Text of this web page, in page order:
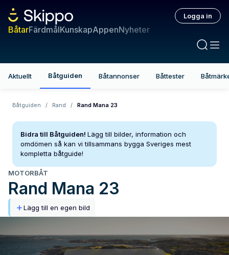
BåtarFärdmålKunskapAppenNyheter
Logga in
Aktuellt Båtguiden Båtannonser Båttester
Båtguiden / Rand / Rand Mana 23
Bidra till Båtguiden! Lägg till bilder, information och
omdömen så kan vi tillsammans bygga Sveriges mest
kompletta båtguide!
MOTORBÅT
Rand Mana 23
Lägg till en egen bild